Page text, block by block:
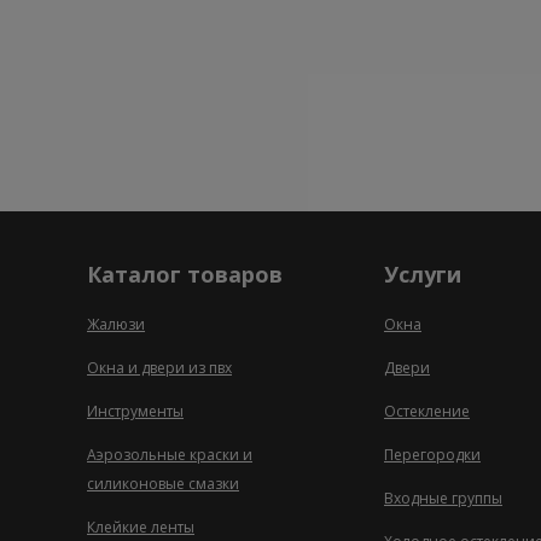
Каталог товаров
Жалюзи
Окна и двери из пвх
Инструменты
Аэрозольные краски и
силиконовые смазки
Клейкие ленты
Услуги
Окна
Двери
Остекление
Перегородки
Входные группы